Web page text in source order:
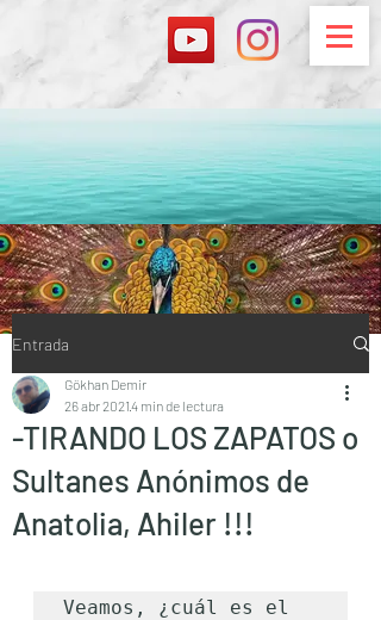
Entrada
-TIRANDO LOS ZAPATOS o
Sultanes Anónimos de
Anatolia, Ahiler !!!
Gökhan Demir
26 abr 20214 min de lectura
Veamos, ¿cuál es el